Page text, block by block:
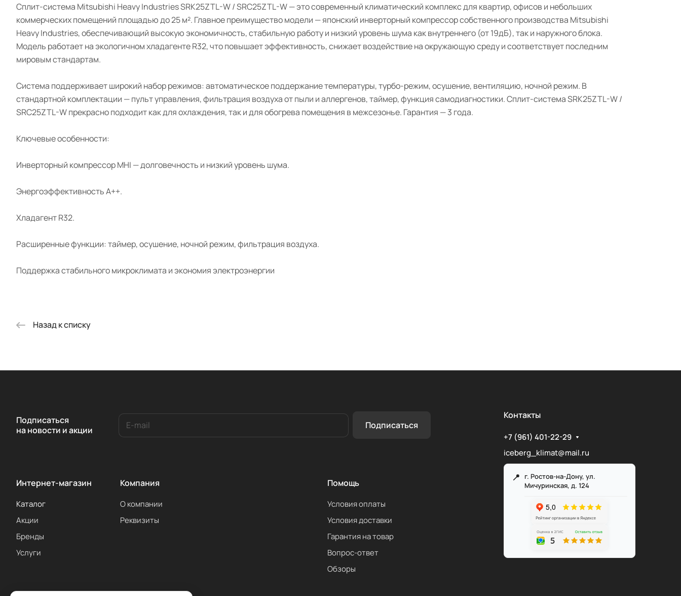
Сплит-система Mitsubishi Heavy Industries SRK25ZTL-W / SRC25ZTL-W — это современный климатический комплекс для квартир, офисов и небольших
коммерческих помещений площадью до 25 м². Главное преимущество модели — японский инверторный компрессор собственного производства Mitsubishi
Heavy Industries, обеспечивающий высокую экономичность, стабильную работу и низкий уровень шума как внутреннего (от 19дБ), так и наружного блока.
Модель работает на экологичном хладагенте R32, что повышает эффективность, снижает воздействие на окружающую среду и соответствует последним
мировым стандартам.
Система поддерживает широкий набор режимов: автоматическое поддержание температуры, турбо-режим, осушение, вентиляцию, ночной режим. В
стандартной комплектации — пульт управления, фильтрация воздуха от пыли и аллергенов, таймер, функция самодиагностики. Сплит-система SRK25ZTL-W /
SRC25ZTL-W прекрасно подходит как для охлаждения, так и для обогрева помещения в межсезонье. Гарантия — 3 года.
Ключевые особенности:
Инверторный компрессор MHI — долговечность и низкий уровень шума.
Энергоэффективность А++.
Хладагент R32.
Расширенные функции: таймер, осушение, ночной режим, фильтрация воздуха.
Поддержка стабильного микроклимата и экономия электроэнергии
Назад к списку
Подписаться
на новости и акции
Подписаться
Интернет-магазин
Каталог
Акции
Бренды
Услуги
Компания
О компании
Реквизиты
Помощь
Условия оплаты
Условия доставки
Гарантия на товар
Вопрос-ответ
Обзоры
Контакты
+7 (961) 401-22-29
iceberg_klimat@mail.ru
г. Ростов-на-Дону, ул.
Мичуринская, д. 124